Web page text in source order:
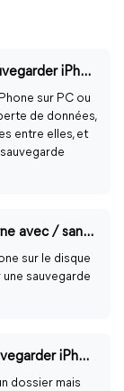
4 Meilleures solutions : impossible de sauvegarder iPhone sur iTunes
sur PC ou
de données,
entre elles, et
Sauvegarder iPhone sur disque dur externe avec / sans iTunes sous Windows 11, 10, 8, 7
sur le disque
sauvegarde
Que sauvegarde iTunes et comment sauvegarder iPhone avec/sans iTunes ?
dossier mais